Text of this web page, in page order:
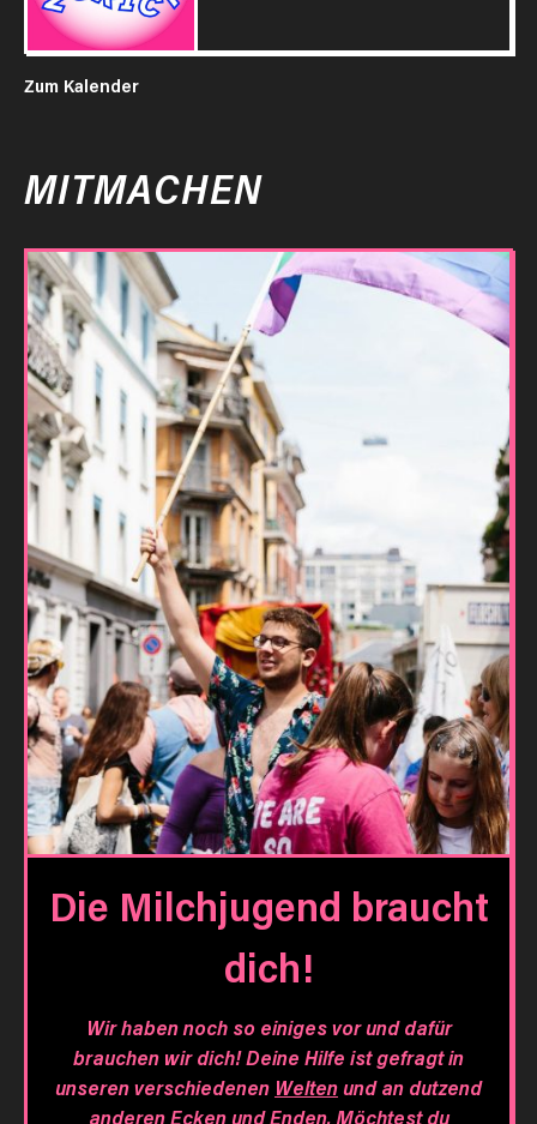
Zum Kalender
MITMACHEN
Die Milchjugend braucht
dich!
Wir haben noch so einiges vor und dafür
brauchen wir dich! Deine Hilfe ist gefragt in
unseren verschiedenen Weltenund an dutzend
anderen Ecken und Enden. Möchtest du